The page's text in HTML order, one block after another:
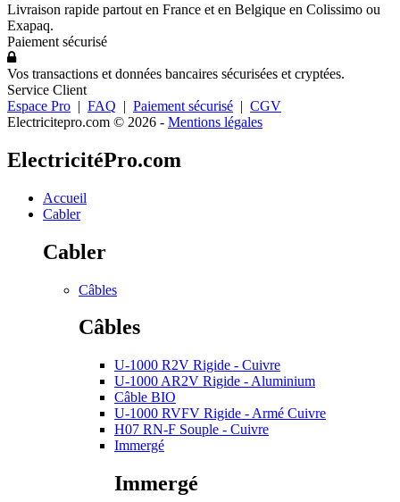
Livraison rapide partout en France et en Belgique en Colissimo ou
Exapaq.
Paiement sécurisé
Vos transactions et données bancaires sécurisées et cryptées.
Service Client
Espace Pro | FAQ | Paiement sécurisé | CGV
Electricitepro.com © 2026 - Mentions légales
ElectricitéPro.com
Accueil
Cabler
Cabler
Câbles
Câbles
U-1000 R2V Rigide - Cuivre
U-1000 AR2V Rigide - Aluminium
Câble BIO
U-1000 RVFV Rigide - Armé Cuivre
H07 RN-F Souple - Cuivre
Immergé
Immergé